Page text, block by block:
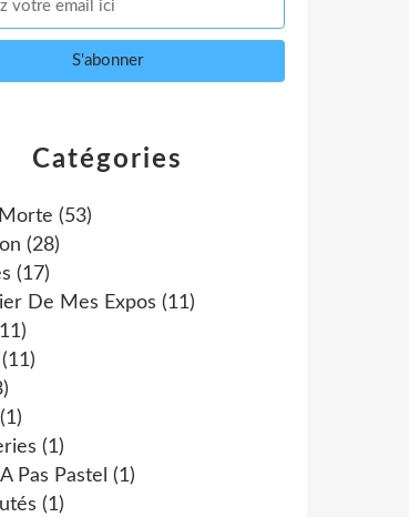
Catégories
(53)
(28)
(17)
De Mes Expos (11)
(11)
(1)
(1)
Pas Pastel (1)
(1)